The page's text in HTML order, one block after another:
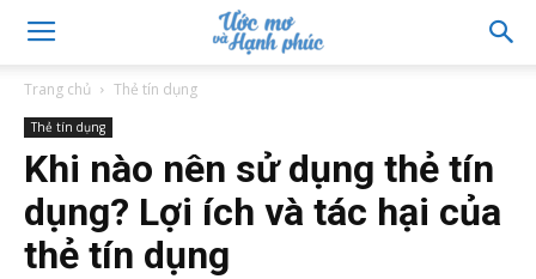
Trang chủ Thẻ tín dụng
Thẻ tín dụng
Khi nào nên sử dụng thẻ tín
dụng? Lợi ích và tác hại của
thẻ tín dụng